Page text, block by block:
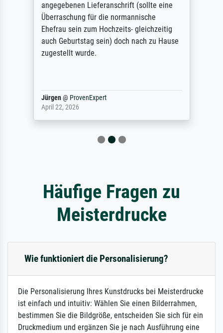
angegebenen Lieferanschrift (sollte eine
Überraschung für die normannische
Ehefrau sein zum Hochzeits- gleichzeitig
auch Geburtstag sein) doch nach zu Hause
zugestellt wurde.
Jürgen@ ProvenExpert
April 22, 2026
Häufige Fragen zu
Meisterdrucke
Wie funktioniert die Personalisierung?
Die Personalisierung Ihres Kunstdrucks bei Meisterdrucke
ist einfach und intuitiv: Wählen Sie einen Bilderrahmen,
bestimmen Sie die Bildgröße, entscheiden Sie sich für ein
Druckmedium und ergänzen Sie je nach Ausführung eine